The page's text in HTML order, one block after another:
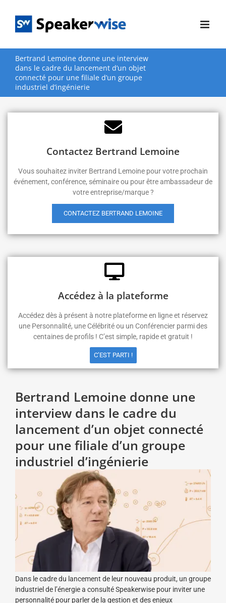
contenu
Bertrand Lemoine donne une interview
dans le cadre du lancement d’un objet
connecté pour une filiale d’un groupe
industriel d’ingénierie
Bertrand Lemoine donne une
interview dans le cadre du
lancement d’un objet connecté
pour une filiale d’un groupe
industriel d’ingénierie
Dans le cadre du lancement de leur nouveau produit, un groupe
industriel de l’énergie a consulté Speakerwise pour inviter une
personnalité pour parler de la gestion et des enjeux
Contactez Bertrand Lemoine
Vous souhaitez inviter Bertrand Lemoine pour votre prochain
événement, conférence, séminaire ou pour être ambassadeur de
votre entreprise/marque ?
CONTACTEZ BERTRAND LEMOINE
Accédez à la plateforme
Accédez dès à présent à notre plateforme en ligne et réservez
une Personnalité, une Célébrité ou un Conférencier parmi des
centaines de profils ! C’est simple, rapide et gratuit !
C’EST PARTI !